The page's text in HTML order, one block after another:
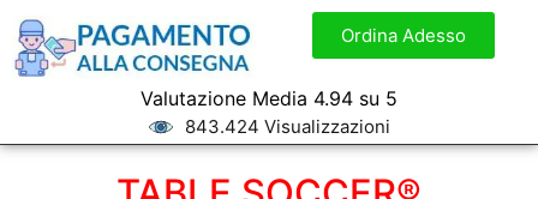
Ordina Adesso
Valutazione Media 4.94 su 5
843.424 Visualizzazioni